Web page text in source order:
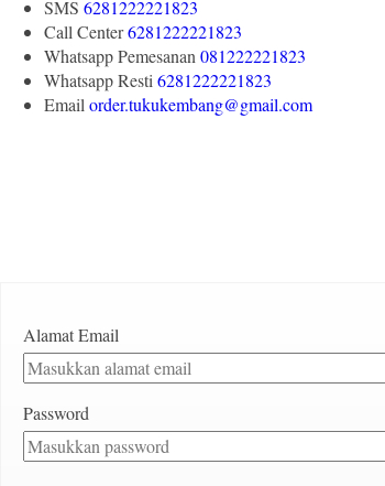
SMS 6281222221823
Call Center6281222221823
WhatsappPemesanan081222221823
WhatsappResti6281222221823
Emailorder.tukukembang@gmail.com
Alamat Email
Password